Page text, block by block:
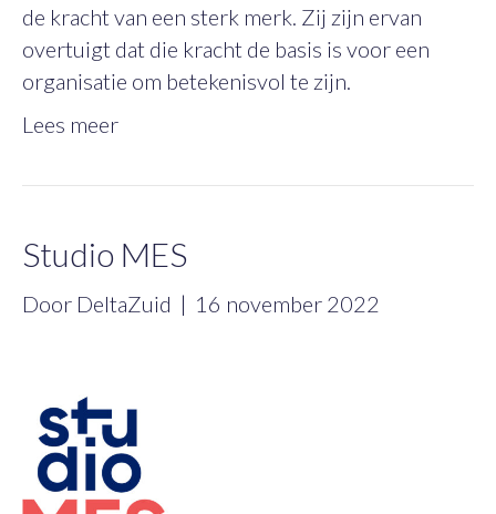
de kracht van een sterk merk. Zij zijn ervan
overtuigt dat die kracht de basis is voor een
organisatie om betekenisvol te zijn.
Lees meer
Studio MES
Door DeltaZuid | 16 november 2022